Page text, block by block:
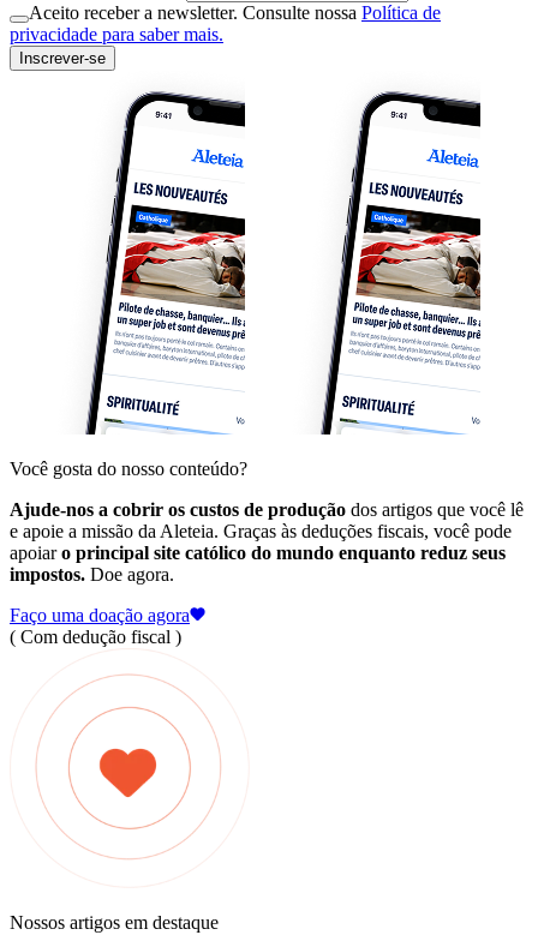
Aceito receber a newsletter. Consulte nossa Política de
privacidade para saber mais.
Inscrever-se
Você gosta do nosso conteúdo?
Ajude-nos a cobrir os custos de produção dos artigos que você lê
e apoie a missão da Aleteia. Graças às deduções fiscais, você pode
apoiaro principal site católico do mundo enquanto reduz seus
impostos. Doe agora.
Faço uma doação agora
( Com dedução fiscal )
Nossos artigos em destaque